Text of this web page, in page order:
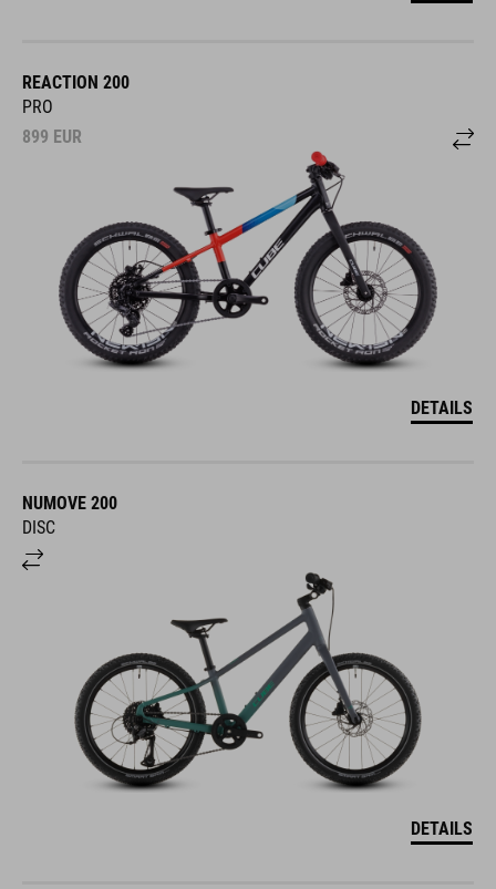
REACTION 200
PRO
899 EUR
DETAILS
NUMOVE 200
DISC
DETAILS